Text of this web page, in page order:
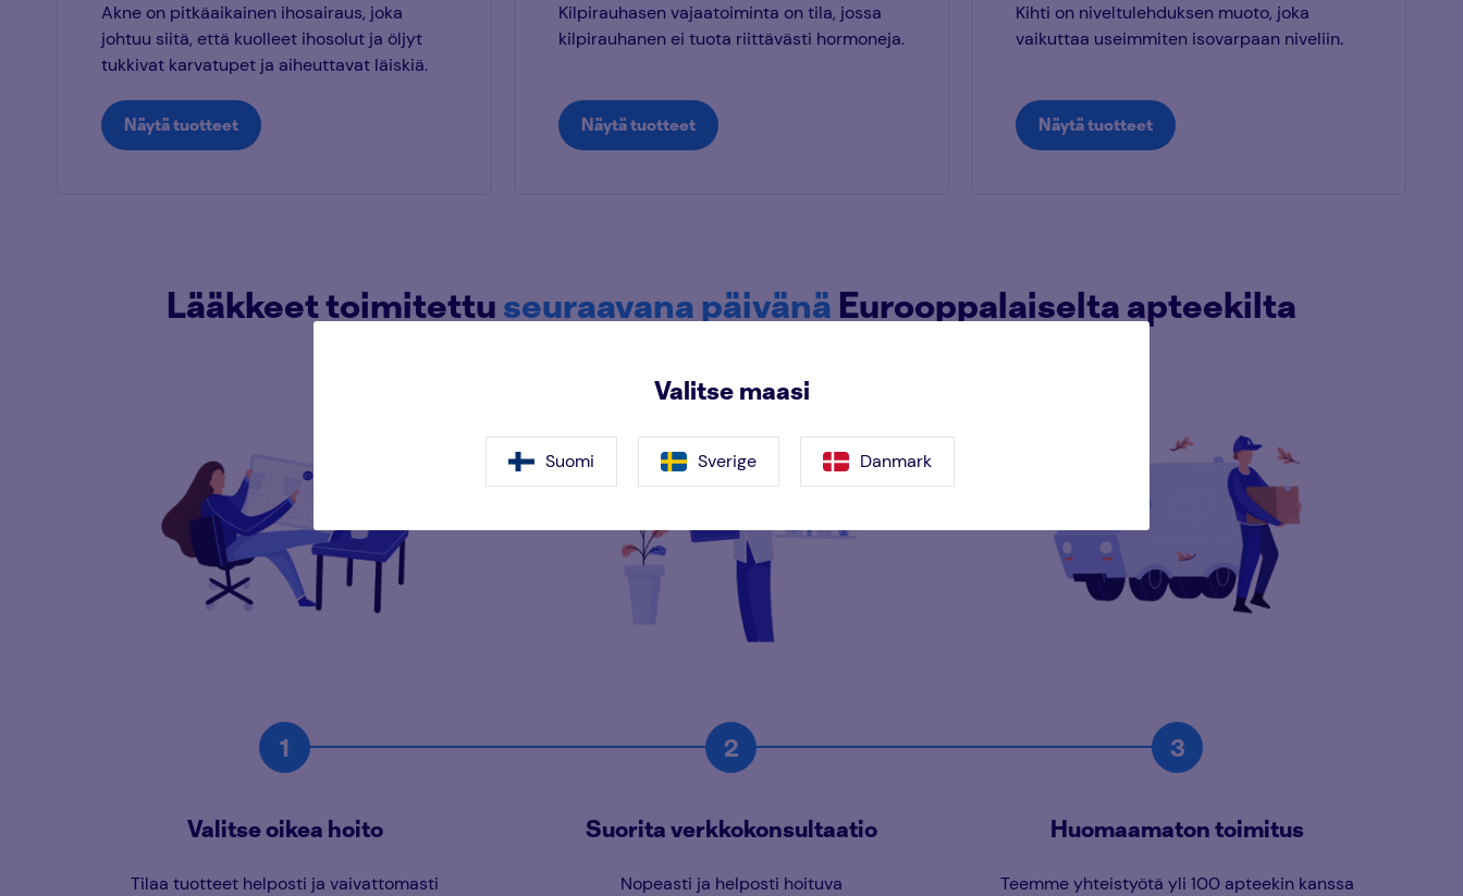
Akne on pitkäaikainen ihosairaus, joka
johtuu siitä, että kuolleet ihosolut ja öljyt
tukkivat karvatupet ja aiheuttavat läiskiä.
Näytä tuotteet
Kilpirauhasen vajaatoiminta on tila, jossa
kilpirauhanen ei tuota riittävästi hormoneja.
Näytä tuotteet
Kihti on niveltulehduksen muoto, joka
vaikuttaa useimmiten isovarpaan niveliin.
Näytä tuotteet
Lääkkeet toimitettuseuraavana päivänä Eurooppalaiselta apteekilta
Valitse oikea hoito
Tilaa tuotteet helposti ja vaivattomasti
Suorita verkkokonsultaatio
Nopeasti ja helposti hoituva
Huomaamaton toimitus
Teemme yhteistyötä yli 100 apteekin kanssa
Valitse maasi
Suomi Sverige Danmark